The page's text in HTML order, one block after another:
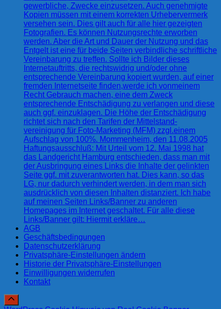
gewerbliche, Zwecke einzusetzen. Auch genehmigte
Kopien müssen mit einem korrekten Urhebervermerk
versehen sein. Dies gilt auch für alle hier gezeigten
Fotografien. Es können Nutzungsrechte erworben
werden. Aber die Art und Dauer der Nutzung und das
Entgelt ist eine für beide Seiten verbindliche schriftliche
Vereinbarung zu treffen. Sollte ich Bilder dieses
Internetauftritts, die rechtswidrig und/oder ohne
entsprechende Vereinbarung kopiert wurden, auf einer
fremden Internetseite finden,werde ich vonmeinem
Recht Gebrauch machen, eine dem Zweck
entsprechende Entschädigung zu verlangen und diese
auch ggf. einzuklagen. Die Höhe der Entschädigung
richtet sich nach den Tarifen der Mittelstand-
vereinigung für Foto-Marketing (MFM) zzgl.einem
Aufschlag von 100%. Mommenheim, den 11.08.2005
Haftungsausschluß: Mit Urteil vom 12. Mai 1998 hat
das Landgericht Hamburg entschieden, dass man mit
der Ausbringung eines Links die Inhalte der gelinkten
Seite ggf. mit zuverantworten hat. Dies kann, so das
LG, nur dadurch verhindert werden, in dem man sich
ausdrücklich von diesen Inhalten distanziert. Ich habe
auf meinen Seiten Links/Banner zu anderen
Homepages im Internet geschaltet. Für alle diese
Links/Banner gilt: Hiermit erkläre…
AGB
Geschäftsbedingungen
Datenschutzerklärung
Privatsphäre-Einstellungen ändern
Historie der Privatsphäre-Einstellungen
Einwilligungen widerrufen
Kontakt